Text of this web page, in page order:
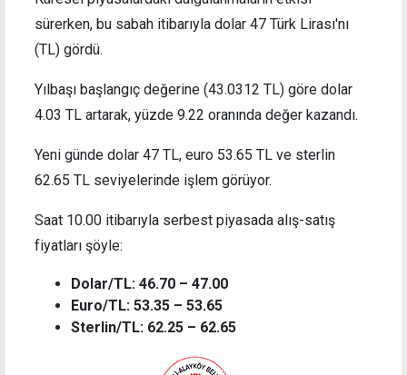
sürerken, bu sabah itibarıyla dolar 47 Türk Lirası'nı
(TL) gördü.
Yılbaşı başlangıç değerine (43.0312 TL) göre dolar
4.03 TL artarak, yüzde 9.22 oranında değer kazandı.
Yeni günde dolar 47 TL, euro 53.65 TL ve sterlin
62.65 TL seviyelerinde işlem görüyor.
Saat 10.00 itibarıyla serbest piyasada alış-satış
fiyatları şöyle:
Dolar/TL: 46.70 – 47.00
Euro/TL: 53.35 – 53.65
Sterlin/TL: 62.25 – 62.65